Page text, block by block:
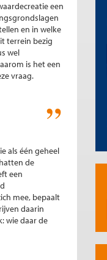
een
en in welke
terrein bezig
wel
is het een
vraag.
als één geheel
de
een
mee, bepaalt
daarin
wie daar de